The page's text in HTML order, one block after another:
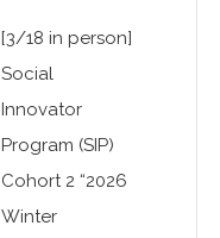
[3/18 in person]
Social
Innovator
Program (SIP)
Cohort 2 “2026
Winter